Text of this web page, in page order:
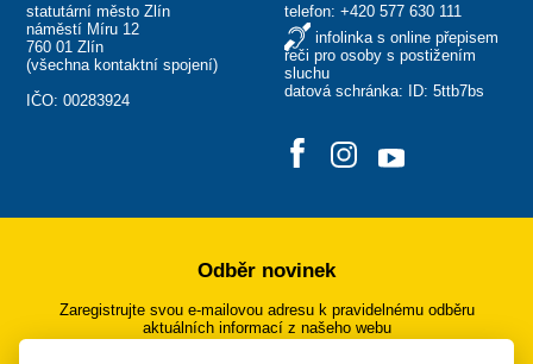
statutární město Zlín
náměstí Míru 12
760 01 Zlín
(všechna kontaktní spojení)
IČO: 00283924
telefon: +420 577 630 111
infolinka s online přepisem
řeči pro osoby s postižením
sluchu
datová schránka: ID: 5ttb7bs
Odběr novinek
Zaregistrujte svou e-mailovou adresu k pravidelnému odběru
aktuálních informací z našeho webu